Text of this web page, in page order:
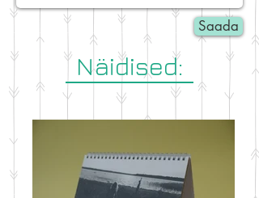
Saada
Näidised: